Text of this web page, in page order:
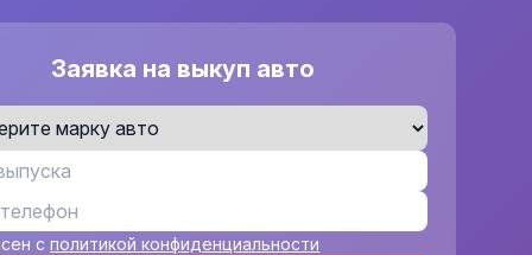
Заявка на выкуп авто
сполитикой конфиденциальности